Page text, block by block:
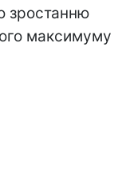
зростанню
максимуму